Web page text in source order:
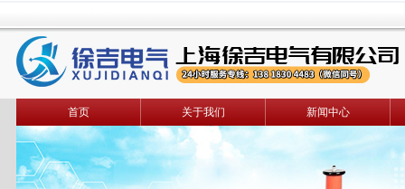
首页 关于我们 新闻中心